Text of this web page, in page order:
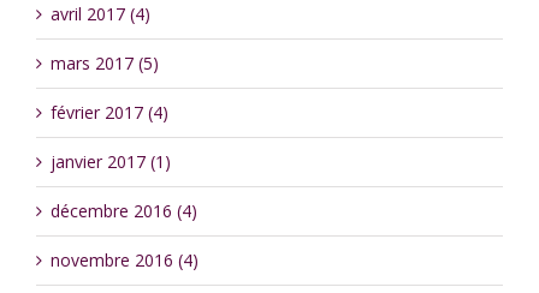
avril 2017 (4)
mars 2017 (5)
février 2017 (4)
janvier 2017 (1)
décembre 2016 (4)
novembre 2016 (4)